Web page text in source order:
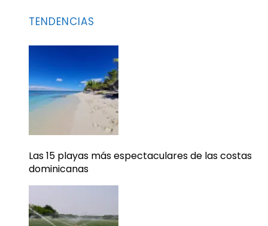
TENDENCIAS
Las 15 playas más espectaculares de las costas
dominicanas